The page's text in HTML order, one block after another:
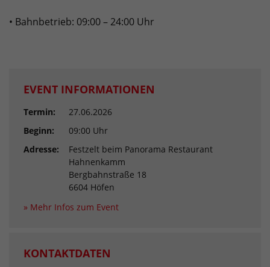
• Bahnbetrieb: 09:00 – 24:00 Uhr
EVENT INFORMATIONEN
Termin:
27.06.2026
Beginn:
09:00 Uhr
Adresse:
Festzelt beim Panorama Restaurant
Hahnenkamm
Bergbahnstraße 18
6604 Höfen
» Mehr Infos zum Event
KONTAKTDATEN